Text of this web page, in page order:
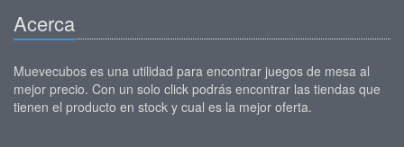
Acerca
Muevecubos es una utilidad para encontrar juegos de mesa al
mejor precio. Con un solo click podrás encontrar las tiendas que
tienen el producto en stock y cual es la mejor oferta.